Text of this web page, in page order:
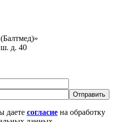
ш. д. 40
даете согласиена обработку